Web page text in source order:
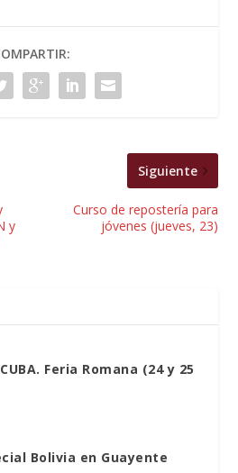
y
Siguiente
Curso de repostería para
jóvenes (jueves, 23)
Feria Romana (24 y 25
Bolivia en Guayente